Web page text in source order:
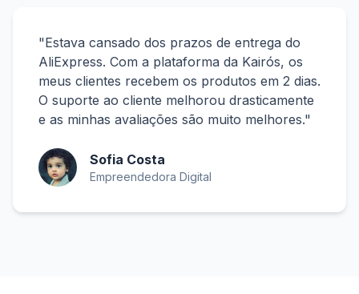
"Estava cansado dos prazos de entrega do
AliExpress. Com a plataforma da Kairós, os
meus clientes recebem os produtos em 2 dias.
O suporte ao cliente melhorou drasticamente
e as minhas avaliações são muito melhores."
Sofia Costa
Empreendedora Digital